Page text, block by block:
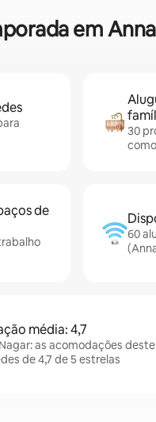
em
30
de
60
média: 4,7
as acomodações
de 4,7 de 5 estrelas